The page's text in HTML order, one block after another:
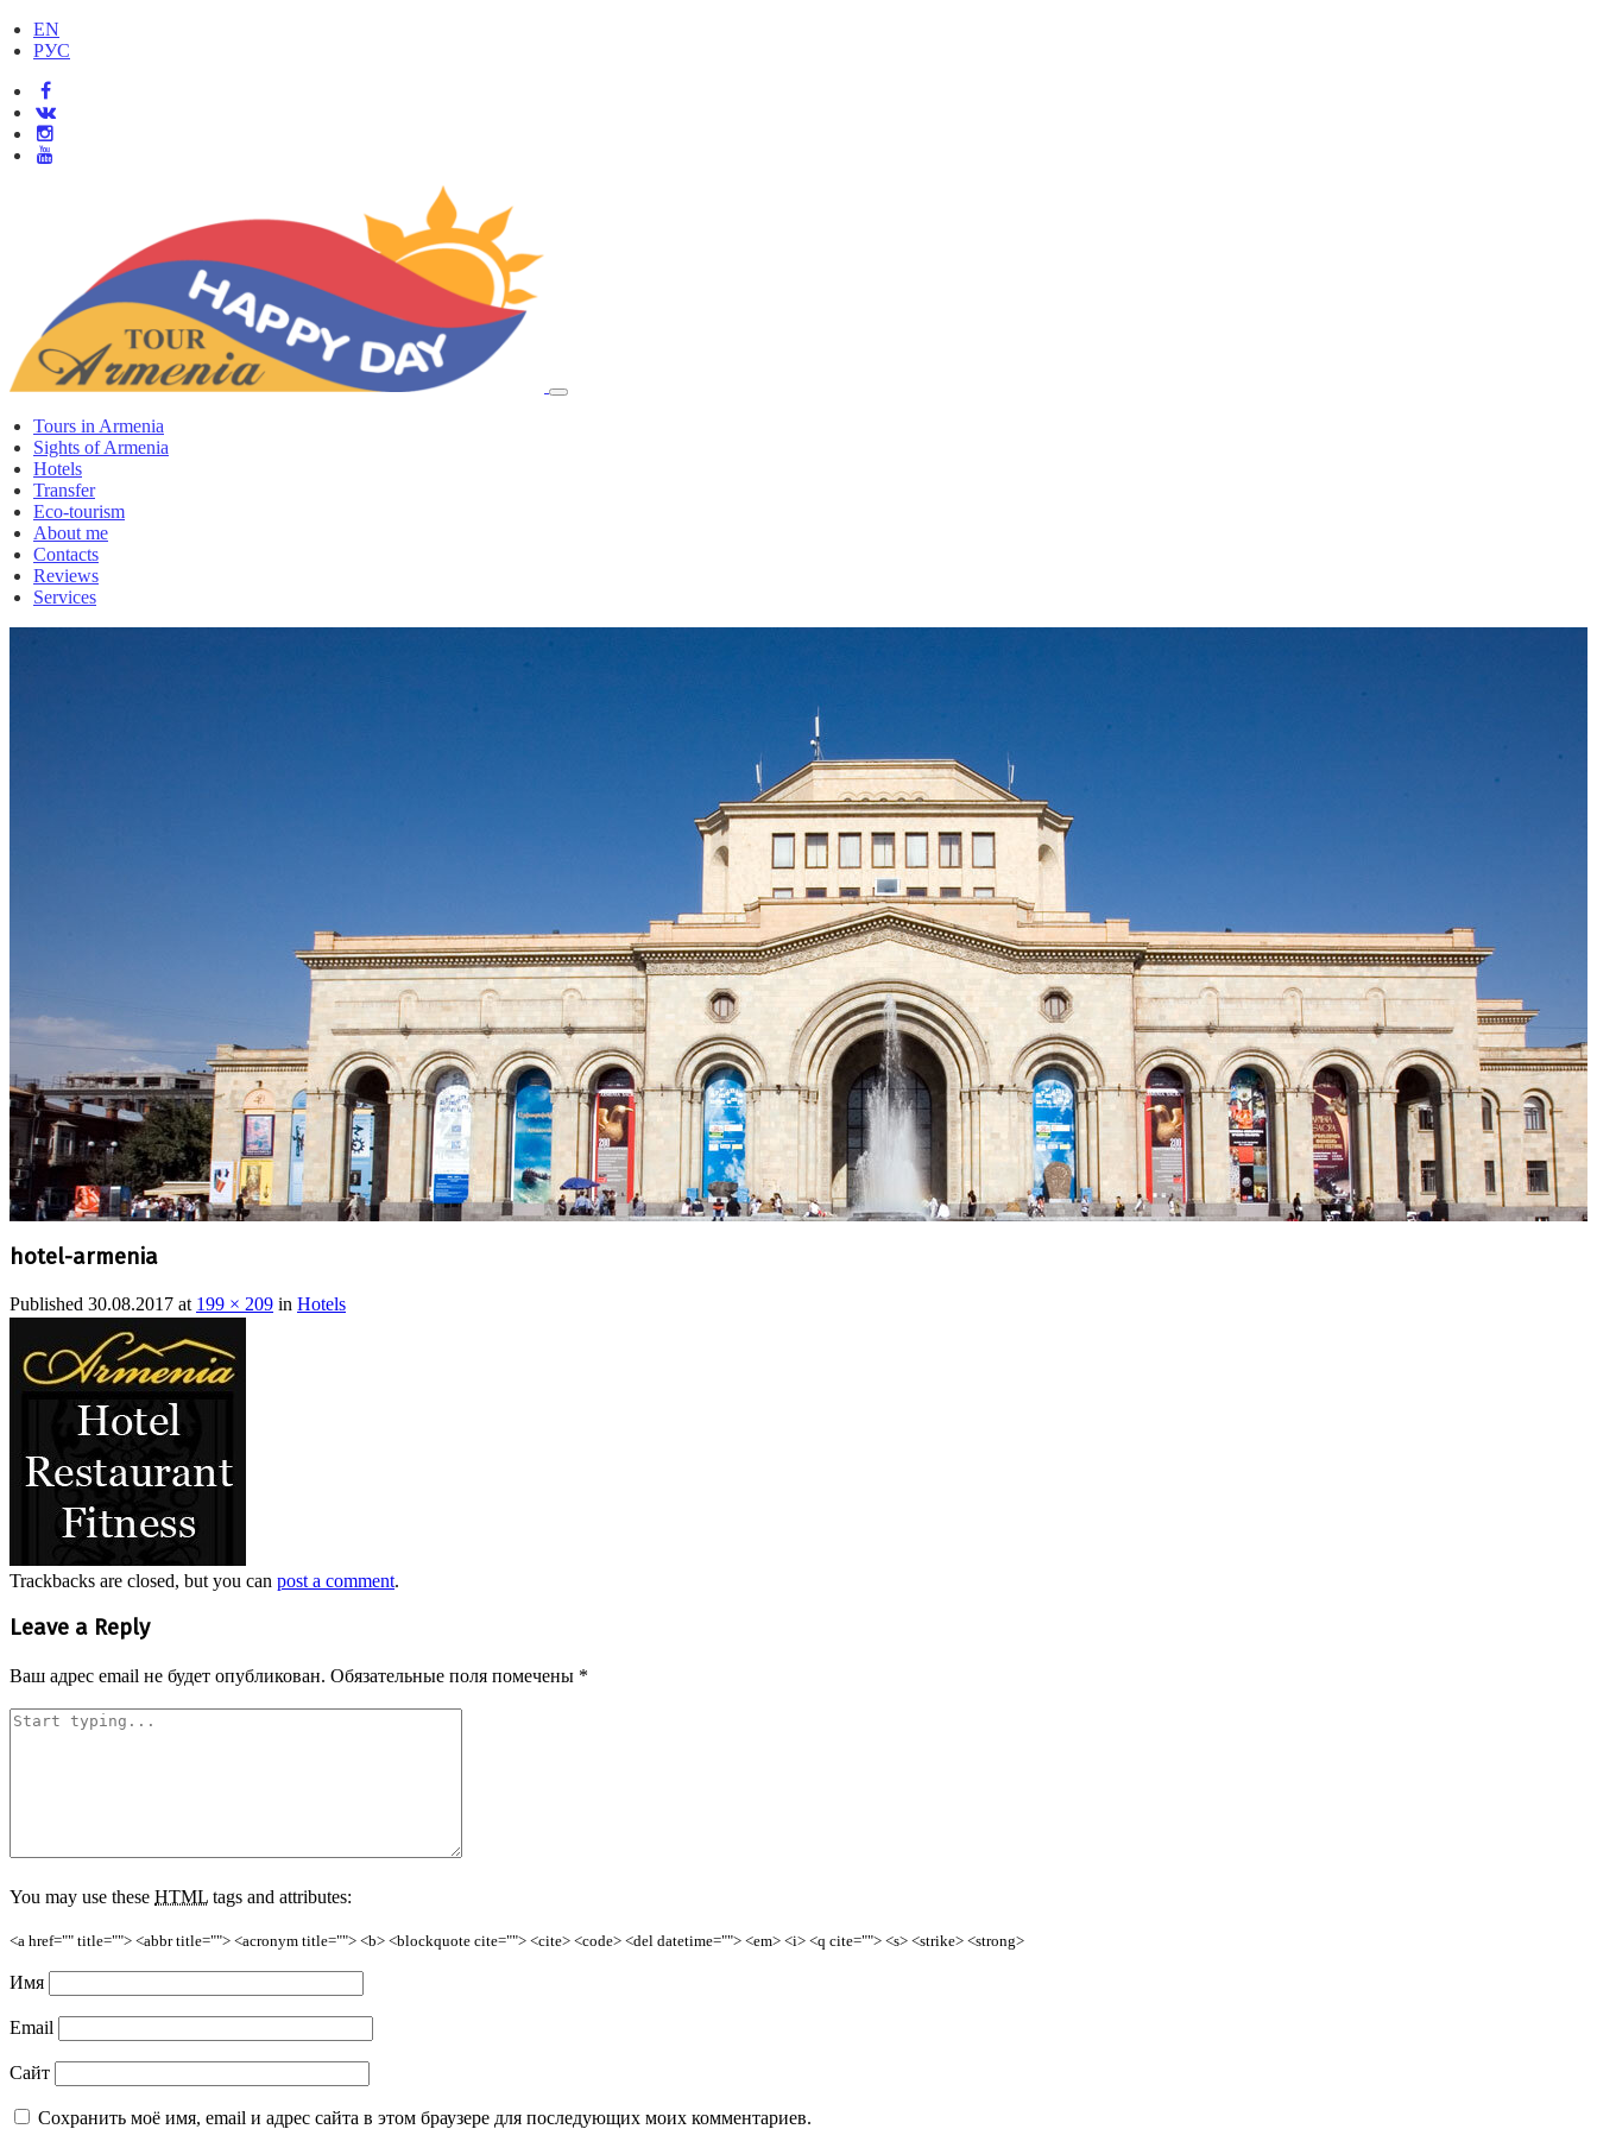
EN
РУС
Tours in Armenia
Sights of Armenia
Hotels
Transfer
Eco-tourism
About me
Contacts
Reviews
Services
hotel-armenia
Published 30.08.2017 at 199 × 209 in Hotels
Trackbacks are closed, but you can post a comment.
Leave a Reply
Ваш адрес email не будет опубликован. Обязательные поля помечены *
You may use these HTML tags and attributes:
<a href="" title=""> <abbr title=""> <acronym title=""> <b> <blockquote cite=""> <cite> <code> <del datetime=""> <em> <i> <q cite=""> <s> <strike> <strong>
Имя
Email
Сайт
Сохранить моё имя, email и адрес сайта в этом браузере для последующих моих комментариев.